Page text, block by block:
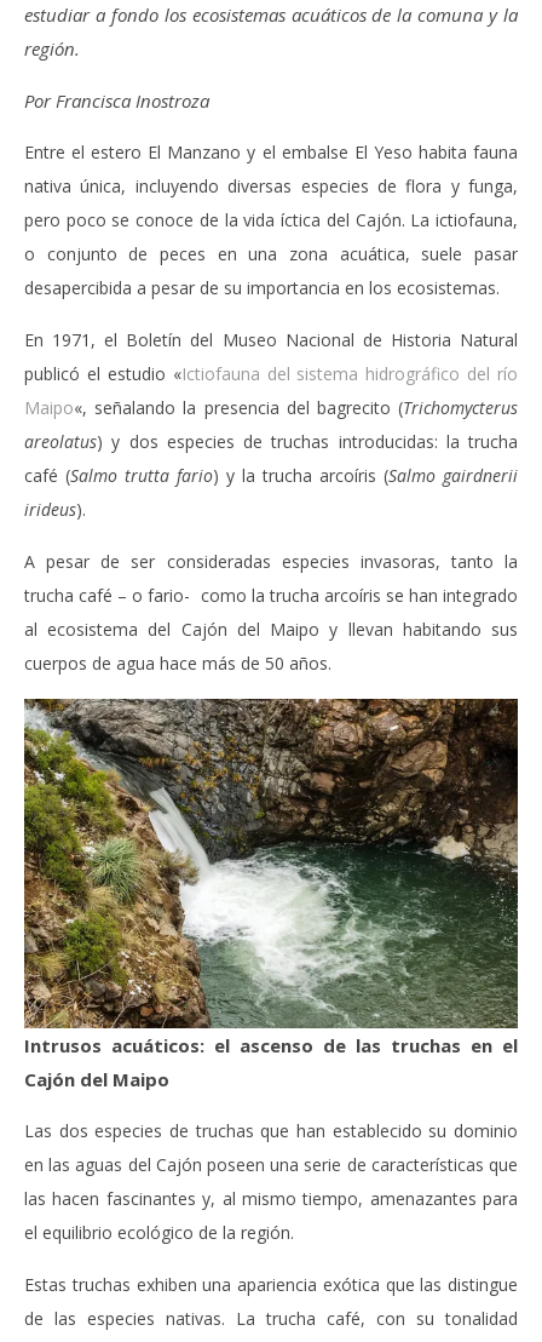
estudiar a fondo los ecosistemas acuáticos de la comuna y la
región.
Por Francisca Inostroza
Entre el estero El Manzano y el embalse El Yeso habita fauna
nativa única, incluyendo diversas especies de flora y funga,
pero poco se conoce de la vida íctica del Cajón. La ictiofauna,
o conjunto de peces en una zona acuática, suele pasar
desapercibida a pesar de su importancia en los ecosistemas.
En 1971, el Boletín del Museo Nacional de Historia Natural
publicó el estudio «Ictiofauna del sistema hidrográfico del río
Maipo«, señalando la presencia del bagrecito (Trichomycterus
areolatus) y dos especies de truchas introducidas: la trucha
café (Salmo trutta fario) y la trucha arcoíris (Salmo gairdnerii
irideus).
A pesar de ser consideradas especies invasoras, tanto la
trucha café – o fario- como la trucha arcoíris se han integrado
al ecosistema del Cajón del Maipo y llevan habitando sus
cuerpos de agua hace más de 50 años.
Intrusos acuáticos: el ascenso de las truchas en el
Cajón del Maipo
Las dos especies de truchas que han establecido su dominio
en las aguas del Cajón poseen una serie de características que
las hacen fascinantes y, al mismo tiempo, amenazantes para
el equilibrio ecológico de la región.
Estas truchas exhiben una apariencia exótica que las distingue
de las especies nativas. La trucha café, con su tonalidad